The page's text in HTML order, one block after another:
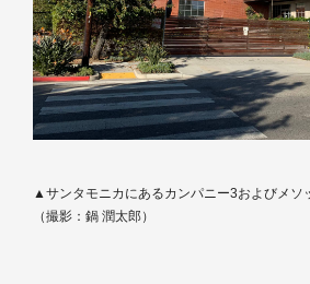
▲サンタモニカにあるカンパニー3およびメソ
（撮影：鍋 潤太郎）